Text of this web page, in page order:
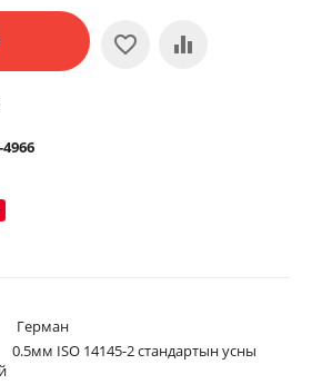
Герман
14145-2 стандартын усны